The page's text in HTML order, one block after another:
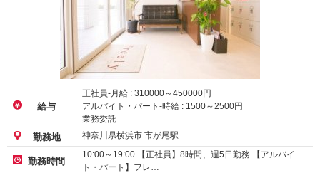
給与
正社員-月給 : 310000～450000円
アルバイト・パート-時給 : 1500～2500円
業務委託
勤務地 神奈川県横浜市 市が尾駅
勤務時間
10:00～19:00 【正社員】8時間、週5日勤務 【アルバイ
ト・パート】フレ…